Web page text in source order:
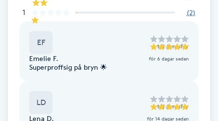
Fettreducering
Fotmassage
1 (2)
EF till Jennifer
Emelie F. för 6 dagar sedan
Superproffsig på bryn 🌟
LD till Jennifer
Lena D. för 14 dagar sedan